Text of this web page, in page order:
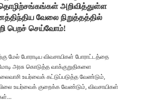
அறிவித்துள்ள
வேலை நிறுத்தத்தில்
பெறச் செய்வோம்!
மேல் போராடிய விவசாயிகள் போராட்டத்தை
அரசு கொடுத்த வாக்குறுதிகளை
உயர்வைக் கட்டுப்படுத்த வேண்டும்,
உயர்வைக் குறைக்க வேண்டும், விவசாயிகள்